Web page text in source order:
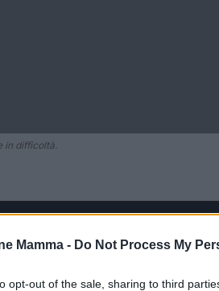
Mamma - Do Not Process My
opt-out of the sale, sharing to third
in difficoltà.